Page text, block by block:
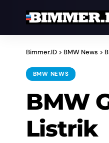
Bimmer.ID > BMW News >
BMW NEWS
BMW
Listrik